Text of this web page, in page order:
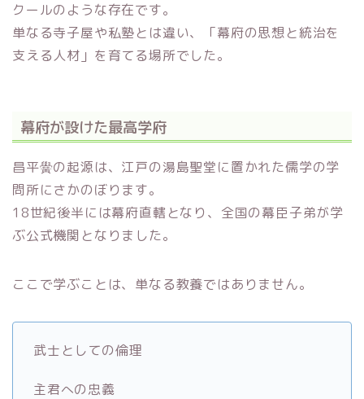
クールのような存在です。
単なる寺子屋や私塾とは違い、「幕府の思想と統治を
支える人材」を育てる場所でした。
幕府が設けた最高学府
昌平黌の起源は、江戸の湯島聖堂に置かれた儒学の学
問所にさかのぼります。
18世紀後半には幕府直轄となり、全国の幕臣子弟が学
ぶ公式機関となりました。
ここで学ぶことは、単なる教養ではありません。
武士としての倫理
主君への忠義